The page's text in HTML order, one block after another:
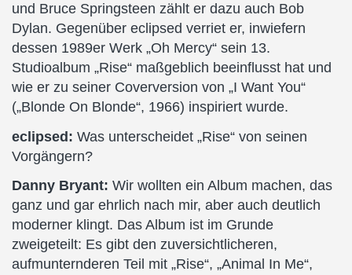
und Bruce Springsteen zählt er dazu auch Bob
Dylan. Gegenüber eclipsed verriet er, inwiefern
dessen 1989er Werk „Oh Mercy“ sein 13.
Studioalbum „Rise“ maßgeblich beeinflusst hat und
wie er zu seiner Coverversion von „I Want You“
(„Blonde On Blonde“, 1966) inspiriert wurde.
eclipsed: Was unterscheidet „Rise“ von seinen
Vorgängern?
Danny Bryant: Wir wollten ein Album machen, das
ganz und gar ehrlich nach mir, aber auch deutlich
moderner klingt. Das Album ist im Grunde
zweigeteilt: Es gibt den zuversichtlicheren,
aufmunternderen Teil mit „Rise“, „Animal In Me“,